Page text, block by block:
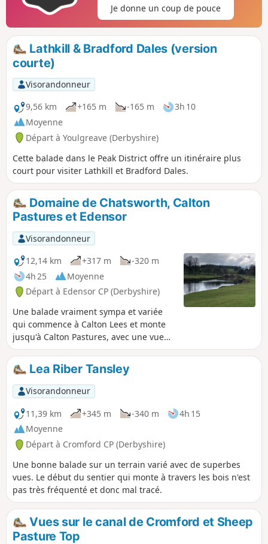
Je donne un coup de pouce
Lathkill & Bradford Dales (version
courte)
Visorandonneur
9,56 km
+165 m -165 m
3h 10
Moyenne
Départ à Youlgreave (Derbyshire)
Cette balade dans le Peak District offre un itinéraire plus
court pour visiter Lathkill et Bradford Dales.
Domaine de Chatsworth, Calton
Pastures et Edensor
Visorandonneur
12,14 km
+317 m
-320 m
4h 25
Moyenne
Départ à Edensor CP (Derbyshire)
Une balade vraiment sympa et variée
qui commence à Calton Lees et monte
jusqu'à Calton Pastures, avec une vue
superbe sur les environs de Bakewell et
Chatsworth House. Après avoir passé la
maison, grimpe à travers Stand Wood et
retourne au parking par Beeley.
Lea Riber Tansley
Visorandonneur
11,39 km
+345 m -340 m
4h 15
Moyenne
Départ à Cromford CP (Derbyshire)
Une bonne balade sur un terrain varié avec de superbes
vues. Le début du sentier qui monte à travers les bois n'est
pas très fréquenté et donc mal tracé.
Vues sur le canal de Cromford et Sheep
Pasture Top